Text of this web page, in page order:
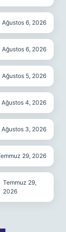
Ağustos 6, 2026
Ağustos 6, 2026
Ağustos 5, 2026
Ağustos 4, 2026
Ağustos 3, 2026
29, 2026
Temmuz 29,
2026